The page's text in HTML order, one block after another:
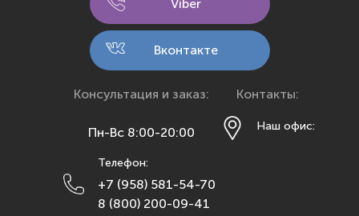
Кострома
Краснодар
Красноярск
Махачкала
Москва
Viber
Вконтакте
Консультация и заказ:
Пн-Вс 8:00-20:00
Телефон:
+7 (958) 581-54-70
8 (800) 200-09-41
Контакты:
Наш офис: